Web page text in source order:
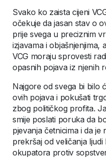
Svako ko zaista cijeni
očekuje da jasan stav o
prije svega u preciznim
izjavama i objašnjenjima,
VCG moraju sprovesti
opasnih pojava iz njenih
Najgore od svega bi bilo
ovih pojava i pokušati
zbog političkog profita.
smije poslati poruka da
pjevanja četnicima i da je
prekršaj od veličanja
okupatora protiv